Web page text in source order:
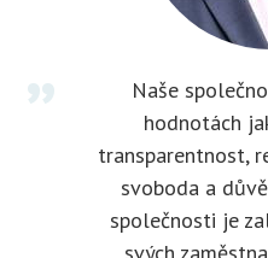
Naše
hodnotách
transparentnost,
svoboda a
společnosti je